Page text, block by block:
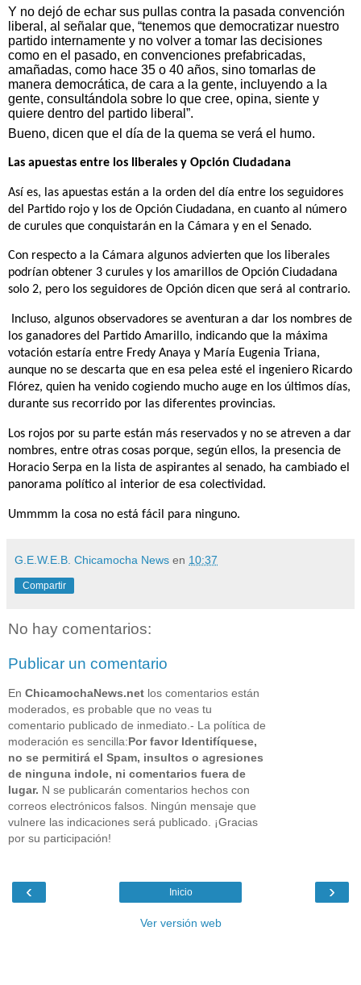
Y no dejó de echar sus pullas contra la pasada convención
liberal, al señalar que, “tenemos que democratizar nuestro
partido internamente y no volver a tomar las decisiones
como en el pasado, en convenciones prefabricadas,
amañadas, como hace 35 o 40 años, sino tomarlas de
manera democrática, de cara a la gente, incluyendo a la
gente, consultándola sobre lo que cree, opina, siente y
quiere dentro del partido liberal”.
Bueno, dicen que el día de la quema se verá el humo.
Las apuestas entre los liberales y Opción Ciudadana
Así es, las apuestas están a la orden del día entre los seguidores
del Partido rojo y los de Opción Ciudadana, en cuanto al número
de curules que conquistarán en la Cámara y en el Senado.
Con respecto a la Cámara algunos advierten que los liberales
podrían obtener 3 curules y los amarillos de Opción Ciudadana
solo 2, pero los seguidores de Opción dicen que será al contrario.
Incluso, algunos observadores se aventuran a dar los nombres de
los ganadores del Partido Amarillo, indicando que la máxima
votación estaría entre Fredy Anaya y María Eugenia Triana,
aunque no se descarta que en esa pelea esté el ingeniero Ricardo
Flórez, quien ha venido cogiendo mucho auge en los últimos días,
durante sus recorrido por las diferentes provincias.
Los rojos por su parte están más reservados y no se atreven a dar
nombres, entre otras cosas porque, según ellos, la presencia de
Horacio Serpa en la lista de aspirantes al senado, ha cambiado el
panorama político al interior de esa colectividad.
Ummmm la cosa no está fácil para ninguno.
G.E.W.E.B. Chicamocha News en 10:37
Compartir
No hay comentarios:
Publicar un comentario
En ChicamochaNews.net los comentarios están
moderados, es probable que no veas tu
comentario publicado de inmediato.- La política de
moderación es sencilla:Por favor Identifíquese,
no se permitirá el Spam, insultos o agresiones
de ninguna indole, ni comentarios fuera de
lugar. N se publicarán comentarios hechos con
correos electrónicos falsos. Ningún mensaje que
vulnere las indicaciones será publicado. ¡Gracias
por su participación!
‹ ›
Inicio
Ver versión web